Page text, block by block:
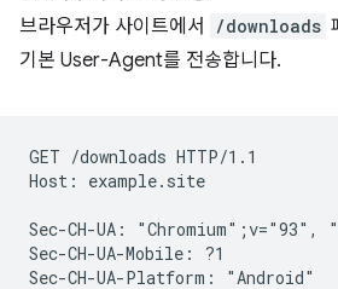
브라우저가 사이트에서
/downloads
기본 User-Agent를 전송합니다.
GET /downloads HTTP/1.1
Host: example.site
Sec-CH-UA:
Sec-CH-UA-Mobile: ?1